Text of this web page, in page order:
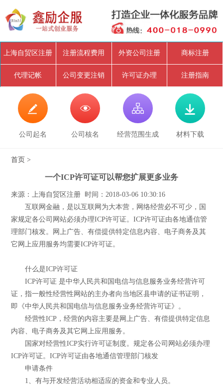
上海自贸区注册 注册流程费用 外资公司注册 商标注册
代理记帐 公司变更注销 许可证办理 注册指南

公司起名

公司核名

经营范围生成

材料下载
首页 >
一个ICP许可证可以帮您扩展更多业务
来源：上海自贸区注册 时间：2018-03-06 10:30:16
互联网金融，是以互联网为大本营，网络经营必不可少，国
家规定各公司网站必须办理ICP许可证。ICP许可证由各地通信管
理部门核发。网上广告、有偿提供特定信息内容、电子商务及其
它网上应用服务均需要ICP许可证。
什么是ICP许可证
ICP许可证 是中华人民共和国电信与信息服务业务经营许可
证，指一般性经营性网站的主办者向当地区县申请的证书证明，
即《中华人民共和国电信与信息服务业务经营许可证》。
经营性ICP，经营的内容主要是网上广告、有偿提供特定信息
内容、电子商务及其它网上应用服务。
国家对经营性ICP实行许可证制度。规定各公司网站必须办理
ICP许可证。ICP许可证由各地通信管理部门核发
申请条件
1、有与开发经营活动相适应的资金和专业人员。